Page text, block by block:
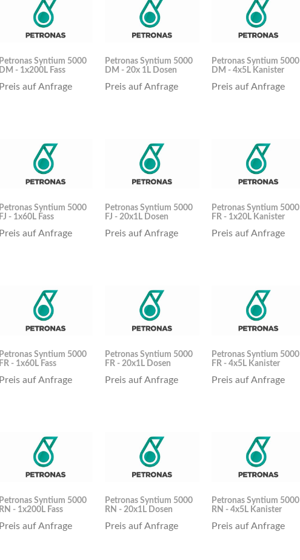
Petronas Syntium 5000
DM - 1x200L Fass
Preis auf Anfrage
Petronas Syntium 5000
DM - 20x 1L Dosen
Preis auf Anfrage
Petronas Syntium 5000
DM - 4x5L Kanister
Preis auf Anfrage
Petronas Syntium 5000
FJ - 1x60L Fass
Preis auf Anfrage
Petronas Syntium 5000
FJ - 20x1L Dosen
Preis auf Anfrage
Petronas Syntium 5000
FR - 1x20L Kanister
Preis auf Anfrage
Petronas Syntium 5000
FR - 1x60L Fass
Preis auf Anfrage
Petronas Syntium 5000
FR - 20x1L Dosen
Preis auf Anfrage
Petronas Syntium 5000
FR - 4x5L Kanister
Preis auf Anfrage
Petronas Syntium 5000
RN - 1x200L Fass
Preis auf Anfrage
Petronas Syntium 5000
RN - 20x1L Dosen
Preis auf Anfrage
Petronas Syntium 5000
RN - 4x5L Kanister
Preis auf Anfrage